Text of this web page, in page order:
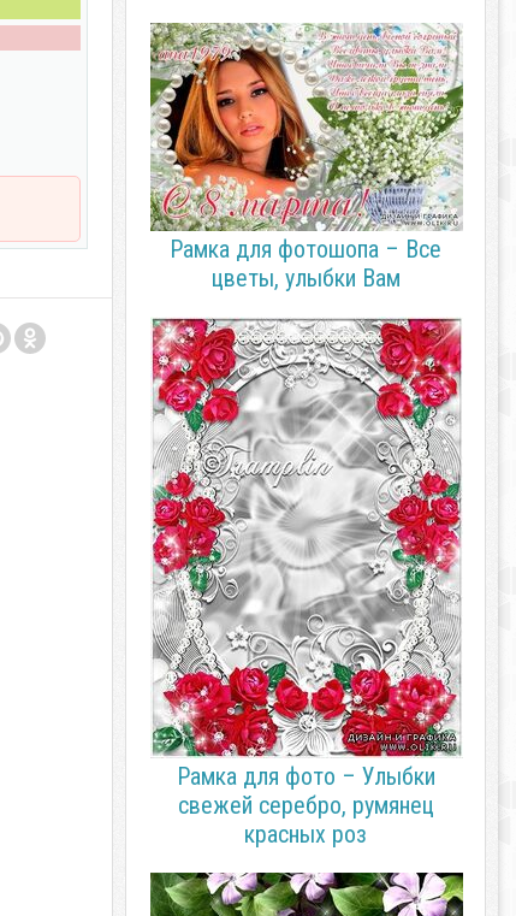
Рамка для фотошопа – Все
цветы, улыбки Вам
Рамка для фото – Улыбки
свежей серебро, румянец
красных роз